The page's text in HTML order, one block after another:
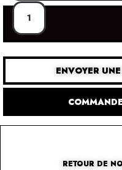
ENVOYER
RETOUR DE